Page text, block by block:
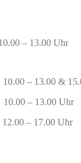
– 13.00 Uhr
– 13.00 &
10.00 – 13.00 Uhr
– 17.00 Uhr